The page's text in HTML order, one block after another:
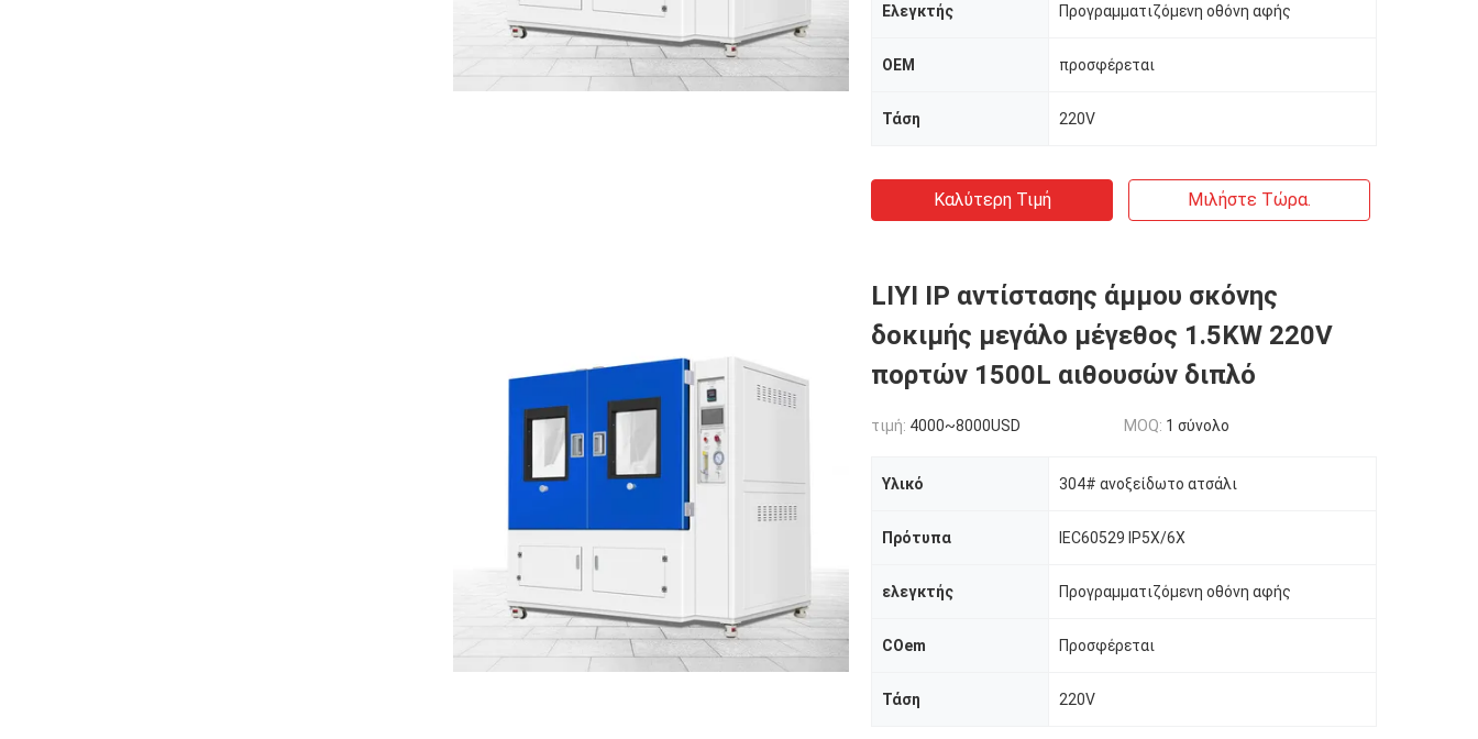
Ελεγκτής Προγραμματιζόμενη οθόνη αφής
OEM προσφέρεται
Τάση 220V
Καλύτερη Τιμή Μιλήστε Τώρα.
LIYI IP αντίστασης άμμου σκόνης
δοκιμής μεγάλο μέγεθος 1.5KW 220V
πορτών 1500L αιθουσών διπλό
τιμή: 4000~8000USD MOQ: 1 σύνολο
Υλικό 304# ανοξείδωτο ατσάλι
Πρότυπα IEC60529 IP5X/6X
ελεγκτής Προγραμματιζόμενη οθόνη αφής
COem Προσφέρεται
Τάση 220V